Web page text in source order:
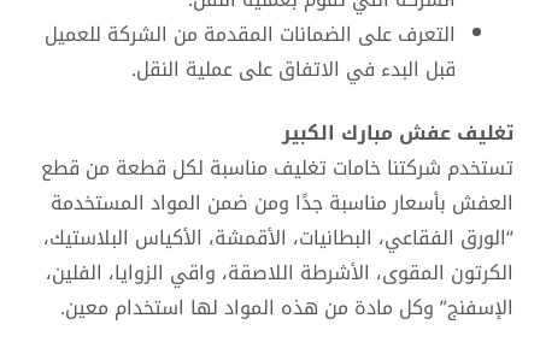
التعرف على الضمانات المقدمة من الشركة للعميل
قبل البدء في الاتفاق على عملية النقل.
تغليف عفش مبارك الكبير
تستخدم شركتنا خامات تغليف مناسبة لكل قطعة من قطع
العفش بأسعار مناسبة جدًا ومن ضمن المواد المستخدمة
“الورق الفقاعي، البطانيات، الأقمشة، الأكياس البلاستيك،
الكرتون المقوى، الأشرطة اللاصقة، واقي الزوايا، الفلين،
الإسفنج” وكل مادة من هذه المواد لها استخدام معين.